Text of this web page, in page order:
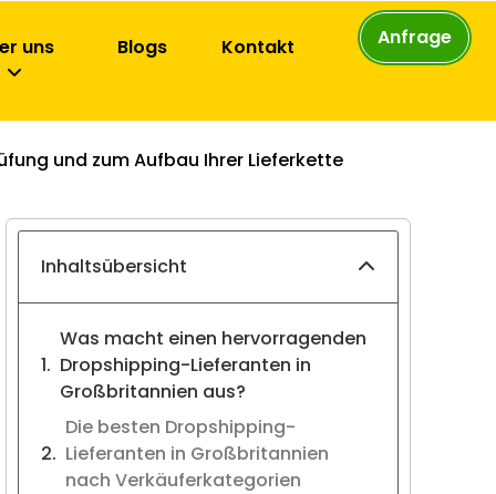
uns Blogs Kontakt Anfrage
und zum Aufbau Ihrer Lieferkette
Inhaltsübersicht
Was macht einen hervorragenden
Dropshipping-Lieferanten in
Großbritannien aus?
Die besten Dropshipping-
Lieferanten in Großbritannien
nach Verkäuferkategorien